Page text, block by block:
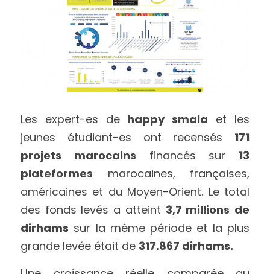
Les expert-es de happy smala et les
jeunes étudiant-es ont recensés 171
projets marocains financés sur 13
plateformes marocaines, françaises,
américaines et du Moyen-Orient. Le total
des fonds levés a atteint 3,7 millions de
dirhams sur la même période et la plus
grande levée était de 317.867 dirhams.